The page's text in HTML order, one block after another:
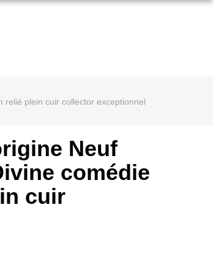
relié plein cuir collector exceptionnel
Neuf
comédie
cuir